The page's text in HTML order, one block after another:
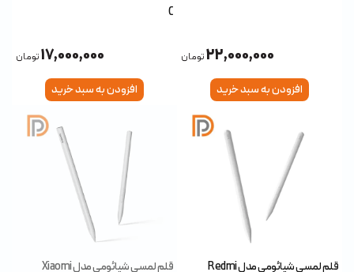
22,000,000تومان
افزودن به سبد خرید
C
17,000,000تومان
افزودن به سبد خرید
قلم لمسی شیائومی مدل Redmi
قلم لمسی شیائومی مدل Xiaomi